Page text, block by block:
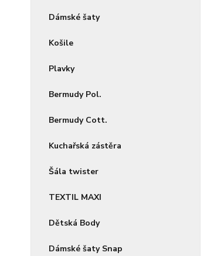
Dámské šaty
Košile
Plavky
Bermudy Pol.
Bermudy Cott.
Kuchařská zástěra
Šála twister
TEXTIL MAXI
Dětská Body
Dámské šaty Snap